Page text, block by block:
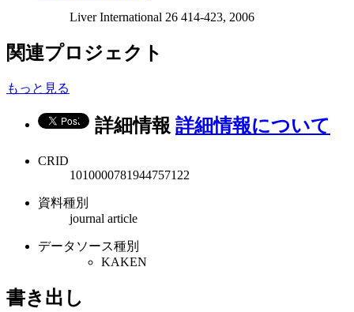
Liver International 26 414-423, 2006
関連プロジェクト
もっと見る
詳細情報 詳細情報について
CRID
1010000781944757122
資料種別
journal article
データソース種別
KAKEN
書き出し